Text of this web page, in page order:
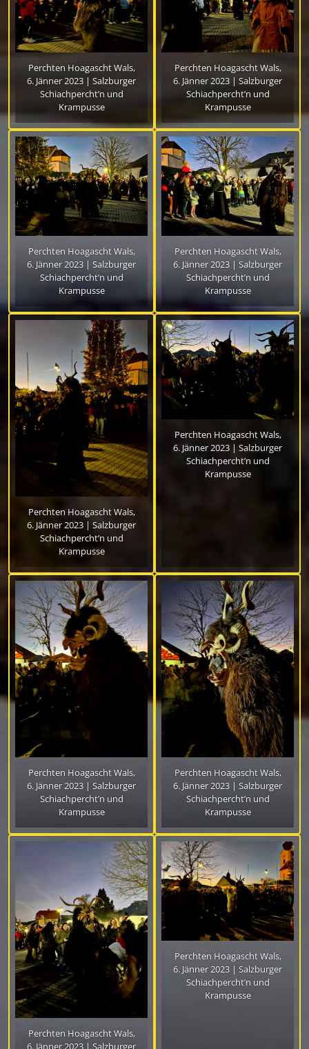
Perchten Hoagascht Wals,
6. Jänner 2023 | Salzburger
Schiachpercht’n und
Krampusse
Perchten Hoagascht Wals,
6. Jänner 2023 | Salzburger
Schiachpercht’n und
Krampusse
Perchten Hoagascht Wals,
6. Jänner 2023 | Salzburger
Schiachpercht’n und
Krampusse
Perchten Hoagascht Wals,
6. Jänner 2023 | Salzburger
Schiachpercht’n und
Krampusse
Perchten Hoagascht Wals,
6. Jänner 2023 | Salzburger
Schiachpercht’n und
Krampusse
Perchten Hoagascht Wals,
6. Jänner 2023 | Salzburger
Schiachpercht’n und
Krampusse
Perchten Hoagascht Wals,
6. Jänner 2023 | Salzburger
Schiachpercht’n und
Krampusse
Perchten Hoagascht Wals,
6. Jänner 2023 | Salzburger
Schiachpercht’n und
Krampusse
Perchten Hoagascht Wals,
Perchten Hoagascht Wals,
6. Jänner 2023 | Salzburger
Schiachpercht’n und
Krampusse